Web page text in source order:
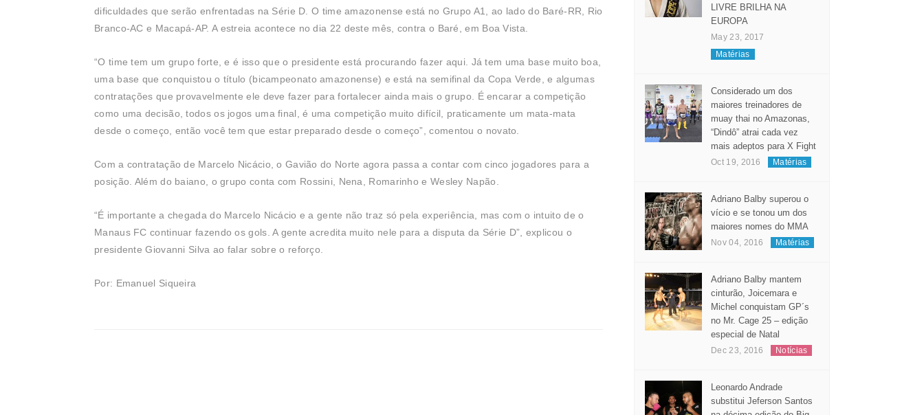
dificuldades que serão enfrentadas na Série D. O time amazonense está no Grupo A1, ao lado do Baré-RR, Rio
Branco-AC e Macapá-AP. A estreia acontece no dia 22 deste mês, contra o Baré, em Boa Vista.
“O time tem um grupo forte, e é isso que o presidente está procurando fazer aqui. Já tem uma base muito boa,
uma base que conquistou o título (bicampeonato amazonense) e está na semifinal da Copa Verde, e algumas
contratações que provavelmente ele deve fazer para fortalecer ainda mais o grupo. É encarar a competição
como uma decisão, todos os jogos uma final, é uma competição muito difícil, praticamente um mata-mata
desde o começo, então você tem que estar preparado desde o começo”, comentou o novato.
Com a contratação de Marcelo Nicácio, o Gavião do Norte agora passa a contar com cinco jogadores para a
posição. Além do baiano, o grupo conta com Rossini, Nena, Romarinho e Wesley Napão.
“É importante a chegada do Marcelo Nicácio e a gente não traz só pela experiência, mas com o intuito de o
Manaus FC continuar fazendo os gols. A gente acredita muito nele para a disputa da Série D”, explicou o
presidente Giovanni Silva ao falar sobre o reforço.
Por: Emanuel Siqueira
LIVRE BRILHA NA
EUROPA
May 23, 2017
Matérias
Considerado um dos
maiores treinadores de
muay thai no Amazonas,
“Dindô” atrai cada vez
mais adeptos para X Fight
Oct 19, 2016 Matérias
Adriano Balby superou o
vício e se tonou um dos
maiores nomes do MMA
Nov 04, 2016 Matérias
Adriano Balby mantem
cinturão, Joicemara e
Michel conquistam GP´s
no Mr. Cage 25 – edição
especial de Natal
Dec 23, 2016 Notícias
Leonardo Andrade
substitui Jeferson Santos